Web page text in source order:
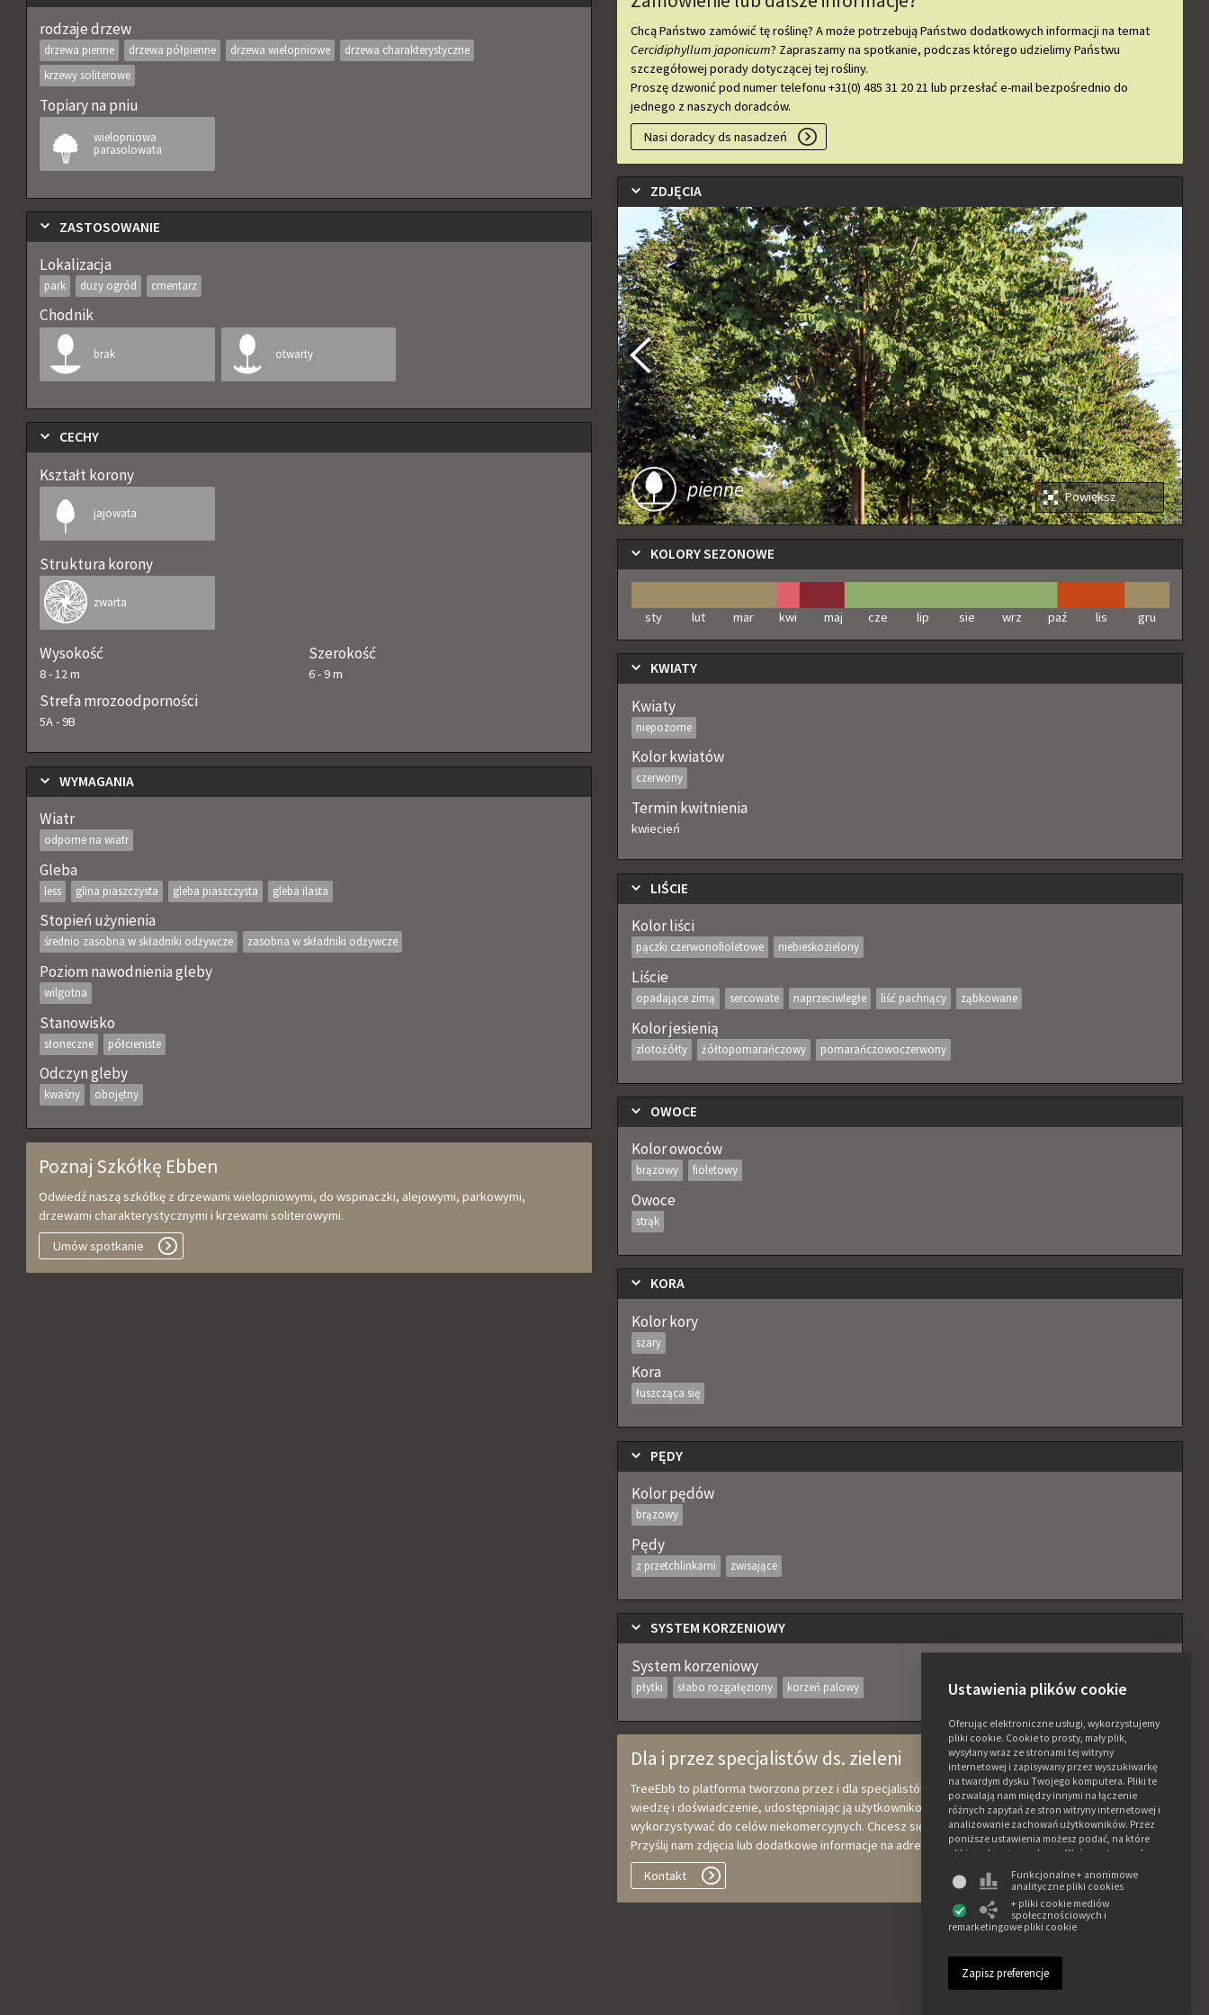
rodzaje drzew
drzewa pienne drzewa półpienne drzewa wielopniowe
drzewa charakterystyczne
krzewy soliterowe
Topiary na pniu
wielopniowa
parasolowata
ZASTOSOWANIE
Lokalizacja
park duży ogród cmentarz
Chodnik
brak otwarty
CECHY
Kształt korony
jajowata
Struktura korony
zwarta
Wysokość
8-12m
Szerokość
6-9m
Strefa mrozoodporności
5A-9B
WYMAGANIA
Wiatr
odporne na wiatr
Gleba
less glina piaszczysta gleba piaszczysta gleba ilasta
Stopień użynienia
średnio zasobna w składniki odżywcze zasobna w składniki odżywcze
Poziom nawodnienia gleby
wilgotna
Stanowisko
słoneczne półcieniste
Odczyn gleby
kwaśny obojętny
Poznaj Szkółkę Ebben
Odwiedź naszą szkółkę z drzewami wielopniowymi, do wspinaczki, alejowymi, parkowymi,
drzewami charakterystycznymi i krzewami soliterowymi.
Umów spotkanie
Chcą Państwo zamówić tę roślinę? A może potrzebują Państwo dodatkowych informacji na temat
Cercidiphyllum japonicum? Zapraszamy na spotkanie, podczas którego udzielimy Państwu
szczegółowej porady dotyczącej tej rośliny.
Proszę dzwonić pod numer telefonu +31(0) 485 31 20 21 lub przesłać e-mail bezpośrednio do
jednego z naszych doradców.
Nasi doradcy ds nasadzeń
ZDJĘCIA
Powiększ
pienne
KOLORY SEZONOWE
sty lut mar kwi maj cze lip sie wrz paź lis gru
KWIATY
Kwiaty
niepozorne
Kolor kwiatów
czerwony
Termin kwitnienia
kwiecień
LIŚCIE
Kolor liści
pączki czerwonofioletowe niebieskozielony
Liście
opadające zimą sercowate naprzeciwległe liść pachnący ząbkowane
Kolor jesienią
zlotożółty żółtopomarańczowy pomarańczowoczerwony
OWOCE
Kolor owoców
brązowy fioletowy
Owoce
strąk
KORA
Kolor kory
szary
Kora
łuszcząca się
PĘDY
Kolor pędów
brązowy
Pędy
z przetchlinkami zwisające
SYSTEM KORZENIOWY
System korzeniowy
płytki słabo rozgałęziony korzeń palowy
Dla i przez specjalistów ds. zieleni
TreeEbb to platforma tworzona przez i dla specjalistów od zieleni, w której gromadzimy branżową
wiedzę i doświadczenie, udostępniając ją użytkownikom. Wszelkie dane i zdjęcia można swobodnie
wykorzystywać do celów niekomercyjnych. Chcesz się podzielić swoją wiedzą na temat drzew?
Przyślij nam zdjęcia lub dodatkowe informacje na adres treeebb@ebben.nl
Kontakt
Ustawienia plików cookie
Oferując elektroniczne usługi, wykorzystujemy
pliki cookie. Cookie to prosty, mały plik,
wysyłany wraz ze stronami tej witryny
internetowej i zapisywany przez wyszukiwarkę
na twardym dysku Twojego komputera. Pliki te
pozwalają nam między innymi na łączenie
różnych zapytań ze stron witryny internetowej i
analizowanie zachowań użytkowników. Przez
poniższe ustawienia możesz podać, na które
pliki cookie się zgadzasz. Weź przy tym pod
niektóre z funkcji tej witryny mogą być
niedostępne. Więcej informacji o
wykorzystywaniu danych i różnych plikach
cookie znajdziesz w naszym oświadczeniu o
Funkcjonalne + anonimowe
analityczne pliki cookies
+ pliki cookie mediów
społecznościowych i
remarketingowe pliki cookie